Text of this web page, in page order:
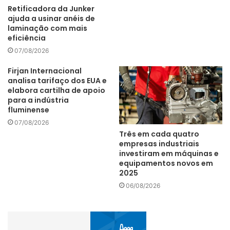
capacidade instalada
faturamento real
salarial real
Retificadora da Junker
ajuda a usinar anéis de
laminação com mais
eficiência
07/08/2026
Firjan Internacional
analisa tarifaço dos EUA e
elabora cartilha de apoio
para a indústria
fluminense
07/08/2026
Três em cada quatro
empresas industriais
investiram em máquinas e
equipamentos novos em
2025
06/08/2026